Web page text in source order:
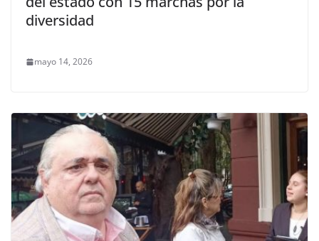
diversidad
mayo 14, 2026